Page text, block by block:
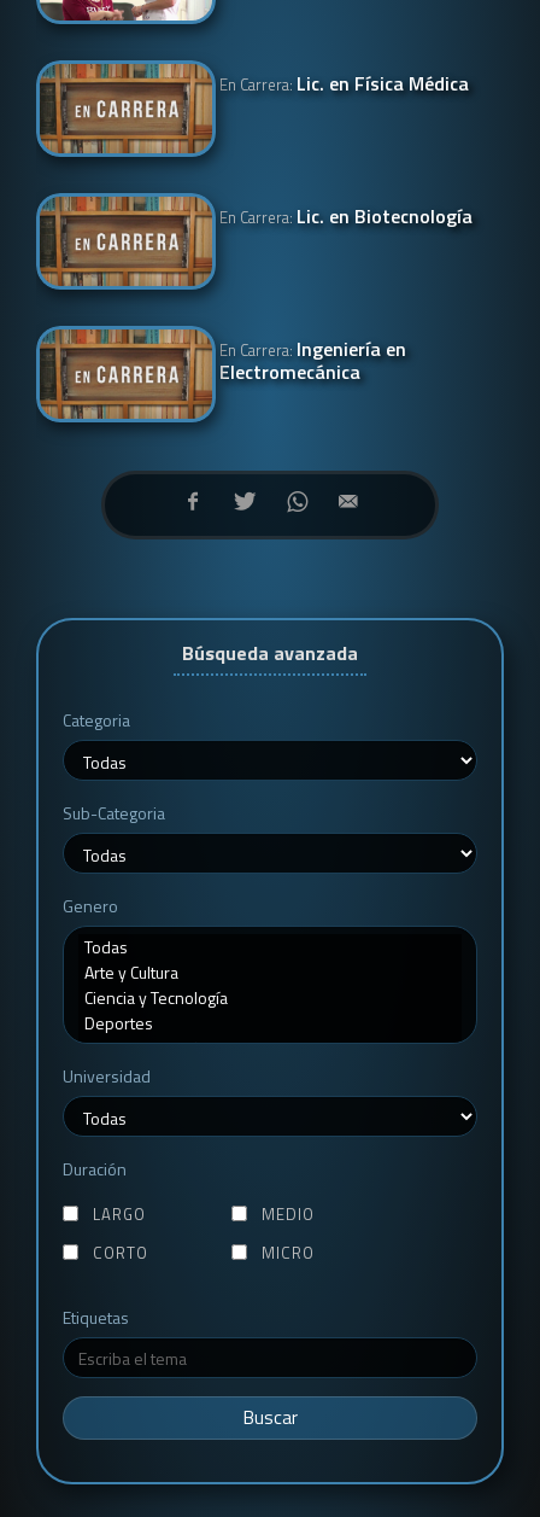
En Carrera: Lic. en Física Médica
En Carrera: Lic. en Biotecnología
En Carrera: Ingeniería en
Electromecánica
Búsqueda avanzada
Categoria
Sub-Categoria
Genero
Universidad
Duración
LARGO
MEDIO
CORTO
MICRO
Etiquetas
Buscar